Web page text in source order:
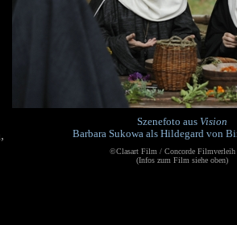
Szenefoto aus Vision
Barbara Sukowa als Hildegard von
©Clasart Film / Concorde Filmverleih
(Infos zum Film siehe oben)